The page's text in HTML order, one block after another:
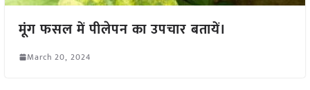
मूंग फसल में पीलेपन का उपचार बतायें।
March 20, 2024